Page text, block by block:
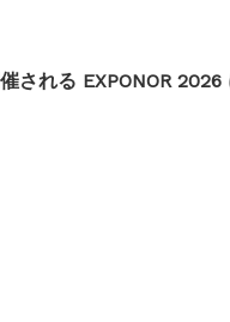
される EXPONOR